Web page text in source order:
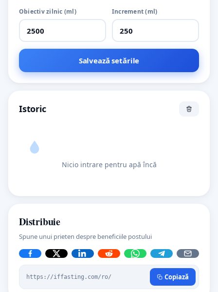
Obiectiv zilnic (ml) Increment (ml)
Salvează setările
Istoric
Nicio intrare pentru apă încă
Distribuie
Spune unui prieten despre beneficiile postului
https://iffasting.com/ro/ Copiază